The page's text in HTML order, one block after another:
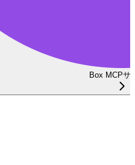
Box MCPサ